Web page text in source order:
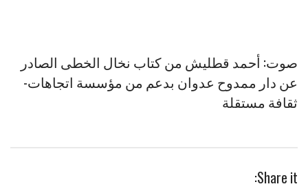
صوت: أحمد قطليش من كتاب نخال الخطى الصادر
عن دار ممدوح عدوان بدعم من مؤسسة اتجاهات-
ثقافة مستقلة
Share it: